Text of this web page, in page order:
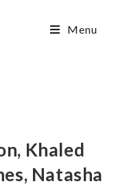
Menu
Khaled
Natasha